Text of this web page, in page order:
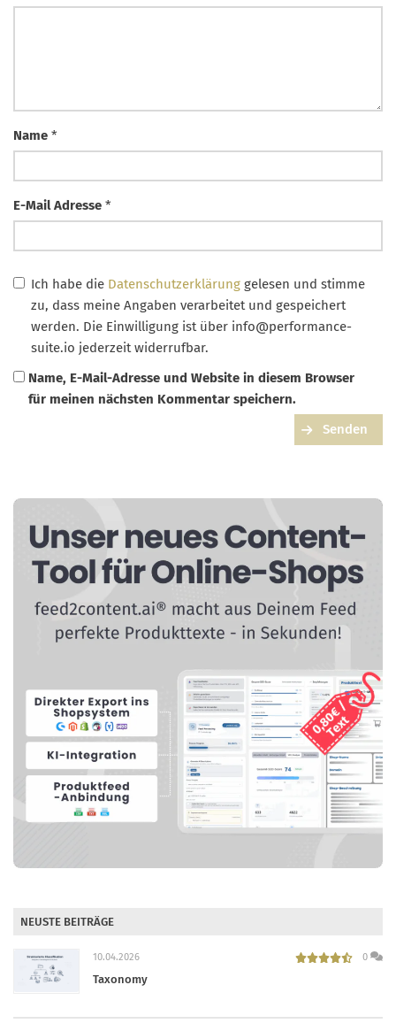
Name *
E-Mail Adresse *
Ich habe die Datenschutzerklärung gelesen und stimme
zu, dass meine Angaben verarbeitet und gespeichert
werden. Die Einwilligung ist über info@performance-
suite.io jederzeit widerrufbar.
Name, E-Mail-Adresse und Website in diesem Browser
für meinen nächsten Kommentar speichern.
Senden
NEUSTE BEITRÄGE
10.04.2026 0
Taxonomy